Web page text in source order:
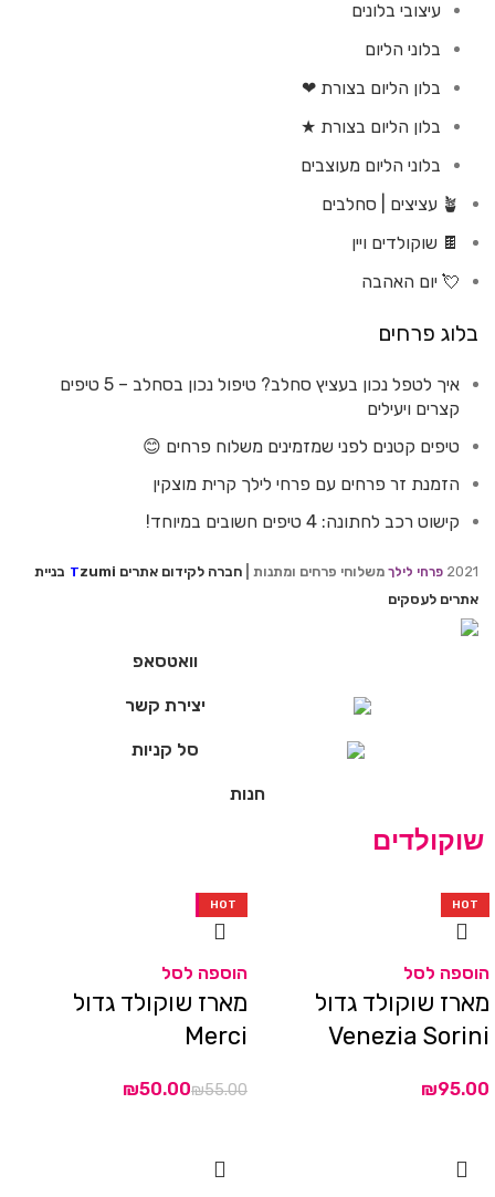
עיצובי בלונים
בלוני הליום
בלון הליום בצורת ❤
בלון הליום בצורת ★
בלוני הליום מעוצבים
🪴 עציצים | סחלבים
🍫 שוקולדים ויין
💘 יום האהבה
בלוג פרחים
איך לטפל נכון בעציץ סחלב? טיפול נכון בסחלב – 5 טיפים
קצרים ויעילים
טיפים קטנים לפני שמזמינים משלוח פרחים 😊
הזמנת זר פרחים עם פרחי לילך קרית מוצקין
קישוט רכב לחתונה: 4 טיפים חשובים במיוחד!
2021 פרחי לילך משלוחי פרחים ומתנות | חברה לקידום אתרים Tzumi
בניית
אתרים לעסקים
וואטסאפ
יצירת קשר
סל קניות
חנות
שוקולדים
הוספה לסל
מארז שוקולד גדול
Venezia Sorini
₪
-9%
הוספה לסל
מארז שוקולד גדול
Merci
₪55.00
₪50.00
-13% HOT
HOT HOT